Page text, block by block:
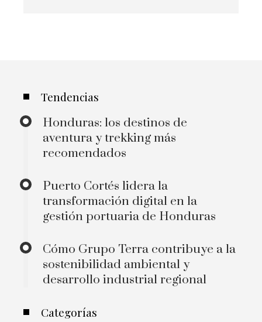
Tendencias
Honduras: los destinos de
aventura y trekking más
recomendados
Puerto Cortés lidera la
transformación digital en la
gestión portuaria de Honduras
Cómo Grupo Terra contribuye a la
sostenibilidad ambiental y
desarrollo industrial regional
Categorías